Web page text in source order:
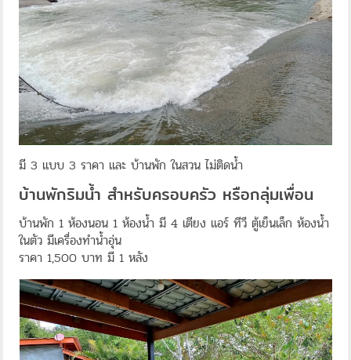
มี 3 แบบ 3 ราคา และ บ้านพัก ในสวน ไม่ติดน้ำ
บ้านพักริมน้ำ สำหรับครอบครัว หรือกลุ่มเพื่อน
บ้านพัก 1 ห้องนอน 1 ห้องน้ำ มี 4 เตียง แอร์ ทีวี ตู้เย็นเล็ก ห้องน้ำ
ในตัว มีเครื่องทำน้ำอุ่น
ราคา 1,500 บาท มี 1 หลัง